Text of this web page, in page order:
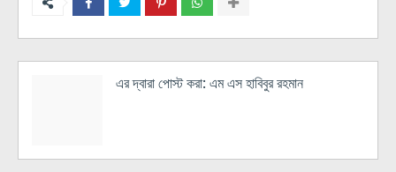
এর দ্বারা পোস্ট করা: এম এস হাবিবুর রহমান